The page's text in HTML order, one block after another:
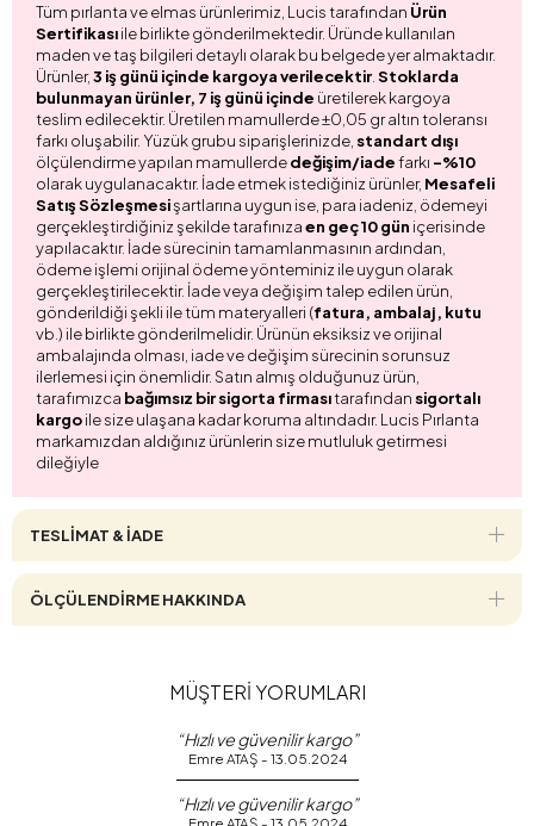
Tüm pırlanta ve elmas ürünlerimiz, Lucis tarafından Ürün
Sertifikasıile birlikte gönderilmektedir. Üründe kullanılan
maden ve taş bilgileri detaylı olarak bu belgede yer almaktadır.
Ürünler,3 iş günü içinde kargoya verilecektir. Stoklarda
bulunmayan ürünler, 7 iş günü içinde üretilerek kargoya
teslim edilecektir. Üretilen mamullerde ±0,05 gr altın toleransı
farkı oluşabilir. Yüzük grubu siparişlerinizde, standart dışı
ölçülendirme yapılan mamullerdedeğişim/iadefarkı -%10
olarak uygulanacaktır. İade etmek istediğiniz ürünler, Mesafeli
Satış Sözleşmesişartlarına uygun ise, para iadeniz, ödemeyi
gerçekleştirdiğiniz şekilde tarafınızaen geç 10 gün içerisinde
yapılacaktır. İade sürecinin tamamlanmasının ardından,
ödeme işlemi orijinal ödeme yönteminiz ile uygun olarak
gerçekleştirilecektir. İade veya değişim talep edilen ürün,
gönderildiği şekli ile tüm materyalleri (fatura, ambalaj, kutu
vb.) ile birlikte gönderilmelidir. Ürünün eksiksiz ve orijinal
ambalajında olması, iade ve değişim sürecinin sorunsuz
ilerlemesi için önemlidir. Satın almış olduğunuz ürün,
tarafımızca bağımsız bir sigorta firmasıtarafından sigortalı
kargoile size ulaşana kadar koruma altındadır. Lucis Pırlanta
markamızdan aldığınız ürünlerin size mutluluk getirmesi
dileğiyle
TESLİMAT & İADE
ÖLÇÜLENDİRME HAKKINDA
MÜŞTERİ YORUMLARI
“Hızlı ve güvenilir kargo”
Emre ATAŞ - 13.05.2024
“Hızlı ve güvenilir kargo”